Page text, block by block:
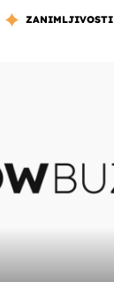
ZANIMLJIVOSTI